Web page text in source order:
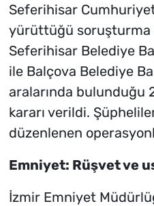
Seferihisar Cumhuriyet
yürüttüğü soruşturma
Seferihisar Belediye
ile Balçova Belediye
aralarında bulunduğu
kararı verildi.
düzenlenen
Emniyet: Rüşvet ve
İzmir Emniyet